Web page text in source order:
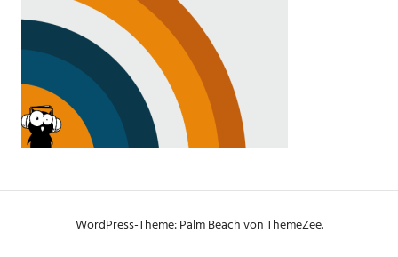
WordPress-Theme: Palm Beach von ThemeZee.